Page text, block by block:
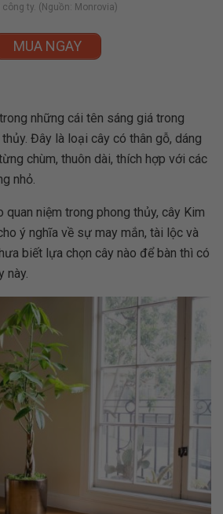
ty. (Nguồn: Monrovia)
MUA NGAY
những cái tên sáng giá trong
Đây là loại cây có thân gỗ, dáng
chùm, thuôn dài, thích hợp với các
nhỏ.
quan niệm trong phong thủy, cây Kim
ý nghĩa về sự may mắn, tài lộc và
biết lựa chọn cây nào để bàn thì có
này.